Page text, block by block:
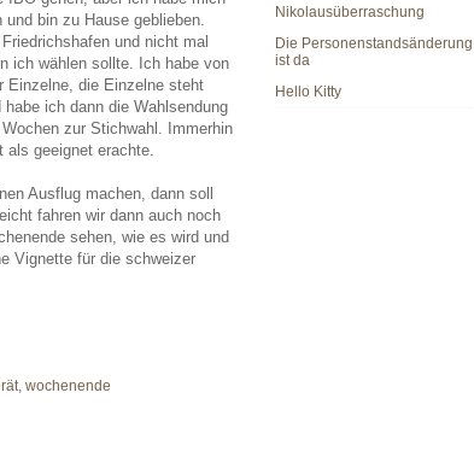
bin zu Hause geblieben.
und nicht mal
ich wählen sollte. Ich habe von
Einzelne, die Einzelne steht
ich dann die Wahlsendung
zur Stichwahl. Immerhin
als geeignet erachte.
Ausflug machen, dann soll
fahren wir dann auch noch
sehen, wie es wird und
Vignette für die schweizer
, wochenende
Nikolausüberraschung
Die Personenstandsänderung
ist da
Hello Kitty